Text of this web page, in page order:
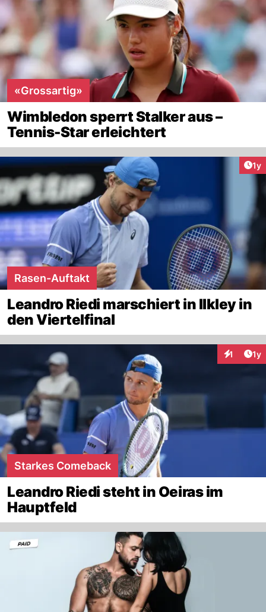
«Grossartig»
Wimbledon sperrt Stalker aus –
Tennis-Star erleichtert
1y
Rasen-Auftakt
Leandro Riedi marschiert in Ilkley in
den Viertelfinal
1 1y
Starkes Comeback
Leandro Riedi steht in Oeiras im
Hauptfeld